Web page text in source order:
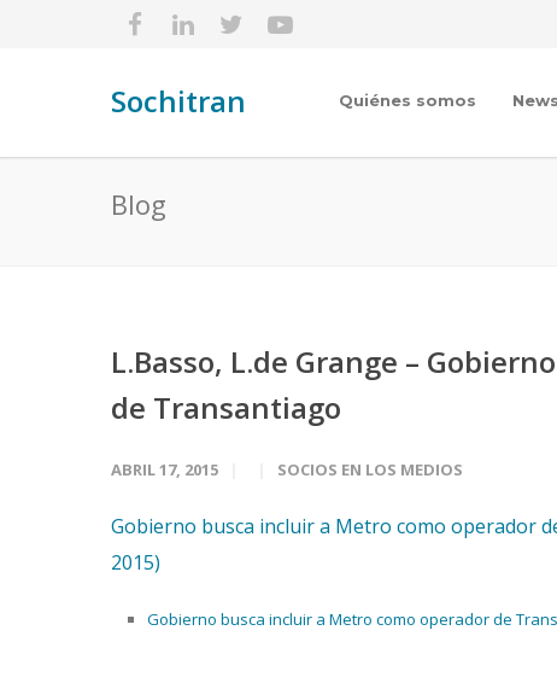
Sochitran Quiénes somos
Blog
L.Basso, L.de Grange –
de Transantiago
ABRIL 17, 2015 SOCIOS EN LOS MEDIOS
Gobierno busca incluir a Metro como operador
2015)
Gobierno busca incluir a Metro como operador de